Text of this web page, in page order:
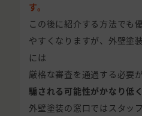
す。
この後に紹介する方法でも
やすくなりますが、外壁塗
には
厳格な審査を通過する必要
騙される可能性がかなり低く
外壁塗装の窓口ではスタッ